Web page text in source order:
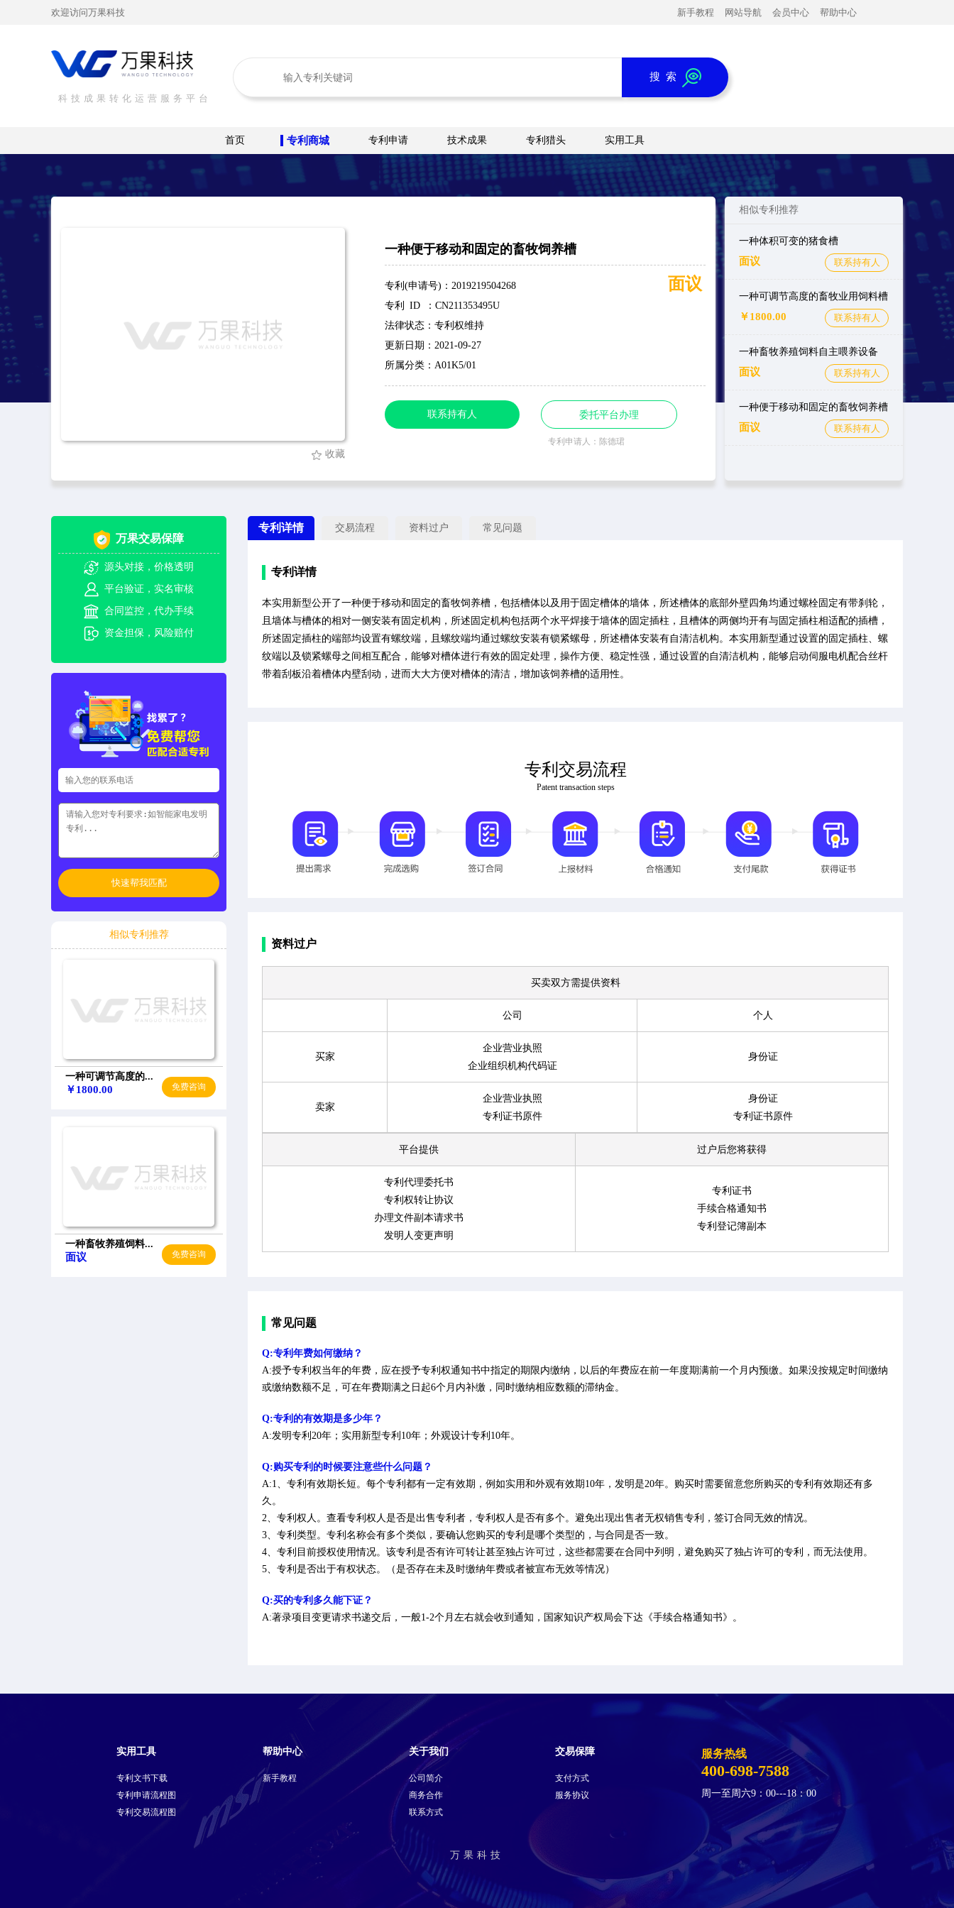
欢迎访问万果科技 新手教程 网站导航 会员中心 帮助中心
科技成果转化运营服务平台
搜 索
首页 专利商城 专利申请 技术成果 专利猎头 实用工具
收藏
一种便于移动和固定的畜牧饲养槽
面议
专利(申请号)：2019219504268
专利 ID ：CN211353495U
法律状态：专利权维持
更新日期：2021-09-27
所属分类：A01K5/01
联系持有人 委托平台办理
专利申请人：陈德珺
相似专利推荐
一种体积可变的猪食槽
面议 联系持有人
一种可调节高度的畜牧业用饲料槽
￥1800.00 联系持有人
一种畜牧养殖饲料自主喂养设备
面议 联系持有人
一种便于移动和固定的畜牧饲养槽
面议 联系持有人
万果交易保障
源头对接，价格透明
平台验证，实名审核
合同监控，代办手续
资金担保，风险赔付
快速帮我匹配
相似专利推荐
一种可调节高度的...
￥1800.00 免费咨询
一种畜牧养殖饲料...
面议 免费咨询
专利详情 交易流程 资料过户 常见问题
专利详情
本实用新型公开了一种便于移动和固定的畜牧饲养槽，包括槽体以及用于固定槽体的墙体，所述槽体的底部外壁四角均通过螺栓固定有带刹轮，
且墙体与槽体的相对一侧安装有固定机构，所述固定机构包括两个水平焊接于墙体的固定插柱，且槽体的两侧均开有与固定插柱相适配的插槽，
所述固定插柱的端部均设置有螺纹端，且螺纹端均通过螺纹安装有锁紧螺母，所述槽体安装有自清洁机构。本实用新型通过设置的固定插柱、螺
纹端以及锁紧螺母之间相互配合，能够对槽体进行有效的固定处理，操作方便、稳定性强，通过设置的自清洁机构，能够启动伺服电机配合丝杆
带着刮板沿着槽体内壁刮动，进而大大方便对槽体的清洁，增加该饲养槽的适用性。
专利交易流程
Patent transaction steps
资料过户
买卖双方需提供资料
公司 个人
买家
企业营业执照
企业组织机构代码证
身份证
卖家
企业营业执照
专利证书原件
身份证
专利证书原件
平台提供 过户后您将获得
专利代理委托书
专利权转让协议
办理文件副本请求书
发明人变更声明
专利证书
手续合格通知书
专利登记簿副本
常见问题
Q:专利年费如何缴纳？
A:授予专利权当年的年费，应在授予专利权通知书中指定的期限内缴纳，以后的年费应在前一年度期满前一个月内预缴。如果没按规定时间缴纳
或缴纳数额不足，可在年费期满之日起6个月内补缴，同时缴纳相应数额的滞纳金。
Q:专利的有效期是多少年？
A:发明专利20年；实用新型专利10年；外观设计专利10年。
Q:购买专利的时候要注意些什么问题？
A:1、专利有效期长短。每个专利都有一定有效期，例如实用和外观有效期10年，发明是20年。购买时需要留意您所购买的专利有效期还有多
久。
2、专利权人。查看专利权人是否是出售专利者，专利权人是否有多个。避免出现出售者无权销售专利，签订合同无效的情况。
3、专利类型。专利名称会有多个类似，要确认您购买的专利是哪个类型的，与合同是否一致。
4、专利目前授权使用情况。该专利是否有许可转让甚至独占许可过，这些都需要在合同中列明，避免购买了独占许可的专利，而无法使用。
5、专利是否出于有权状态。（是否存在未及时缴纳年费或者被宣布无效等情况）
Q:买的专利多久能下证？
A:著录项目变更请求书递交后，一般1-2个月左右就会收到通知，国家知识产权局会下达《手续合格通知书》。
实用工具
专利文书下载
专利申请流程图
专利交易流程图
帮助中心
新手教程
关于我们
公司简介
商务合作
联系方式
交易保障
支付方式
服务协议
服务热线
400-698-7588
周一至周六9：00---18：00
万果科技